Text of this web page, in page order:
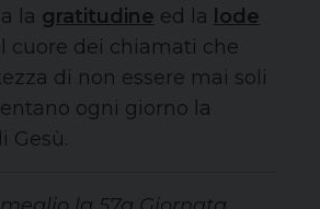
la gratitudine ed la lode
cuore dei chiamati che
di non essere mai soli
ogni giorno la
Gesù.